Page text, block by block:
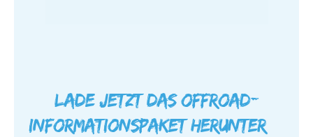
Lade jetzt das Offroad-
Informationspaket herunter…